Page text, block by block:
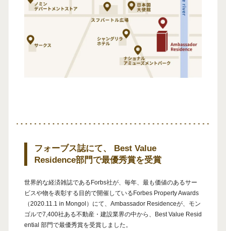
フォーブス誌にて、 Best Value
Residence部門で最優秀賞を受賞
世界的な経済雑誌であるForbs社が、毎年、最も価値のあるサー
ビスや物を表彰する目的で開催しているForbes Property Awards
（2020.11.1 in Mongol）にて、Ambassador Residenceが、モン
ゴルで7,400社ある不動産・建設業界の中から、Best Value Resid
ential 部門で最優秀賞を受賞しました。